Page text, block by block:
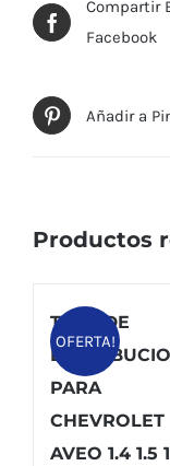
Compartir
Facebook
Añadir a
Productos
OFERTA!
TAPA DE
PARA
CHEVROLET
AVEO 1.4 1.5